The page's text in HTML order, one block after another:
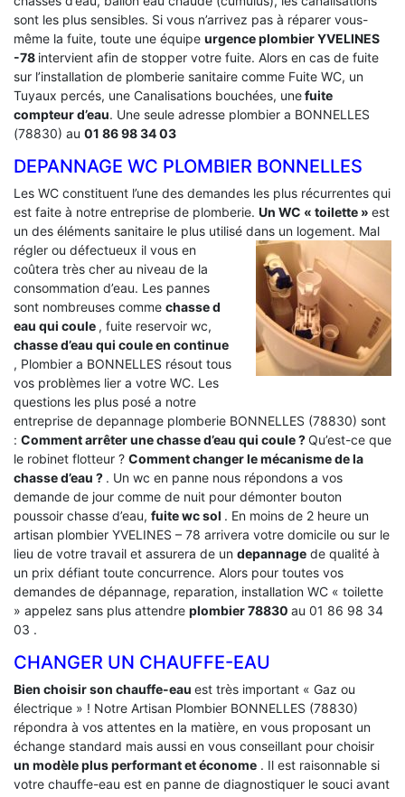
sont les plus sensibles. Si vous n’arrivez pas à réparer vous-
même la fuite, toute une équipe urgence plombier YVELINES
-78 intervient afin de stopper votre fuite. Alors en cas de fuite
sur l’installation de plomberie sanitaire comme Fuite WC, un
Tuyaux percés, une Canalisations bouchées, unefuite
compteur d’eau. Une seule adresse plombier a BONNELLES
(78830) au 01 86 98 34 03
DEPANNAGE WC PLOMBIER BONNELLES
Les WC constituent l’une des demandes les plus récurrentes qui
est faite à notre entreprise de plomberie. Un WC « toilette » est
un des éléments sanitaire le plus utilisé dans un logement. Mal
régler ou défectueux il vous en
coûtera très cher au niveau de la
consommation d’eau. Les pannes
sont nombreuses comme chasse d
eau qui coule , fuite reservoir wc,
chasse d’eau qui coule en continue
, Plombier a BONNELLES résout tous
vos problèmes lier a votre WC. Les
questions les plus posé a notre
entreprise de depannage plomberie BONNELLES (78830) sont
: Comment arrêter une chasse d’eau qui coule ?Qu’est-ce que
le robinet flotteur ? Comment changer le mécanisme de la
chasse d’eau ? . Un wc en panne nous répondons a vos
demande de jour comme de nuit pour démonter bouton
poussoir chasse d’eau, fuite wc sol . En moins de 2 heure un
artisan plombier YVELINES – 78 arrivera votre domicile ou sur le
lieu de votre travail et assurera de un depannage de qualité à
un prix défiant toute concurrence. Alors pour toutes vos
demandes de dépannage, reparation, installation WC « toilette
» appelez sans plus attendre plombier 78830 au 01 86 98 34
03 .
CHANGER UN CHAUFFE-EAU
Bien choisir son chauffe-eau est très important « Gaz ou
électrique » ! Notre Artisan Plombier BONNELLES (78830)
répondra à vos attentes en la matière, en vous proposant un
échange standard mais aussi en vous conseillant pour choisir
un modèle plus performant et économe . Il est raisonnable si
votre chauffe-eau est en panne de diagnostiquer le souci avant